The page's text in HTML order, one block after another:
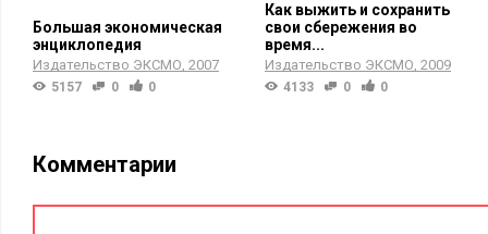
Большая экономическая
энциклопедия
Издательство ЭКСМО 2007
5157 0 0
Как выжить и сохранить
свои сбережения во
время...
Издательство ЭКСМО 2009
4133 0 0
Комментарии